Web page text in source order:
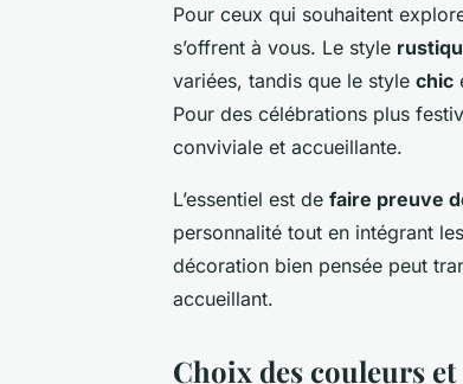
Pour ceux qui souhaitent
s’offrent à vous. Le style
variées, tandis que le style chic
Pour des célébrations plus
conviviale et accueillante.
L’essentiel est de faire preuve
personnalité tout en intégrant
décoration bien pensée peut
accueillant.
Choix des couleurs et